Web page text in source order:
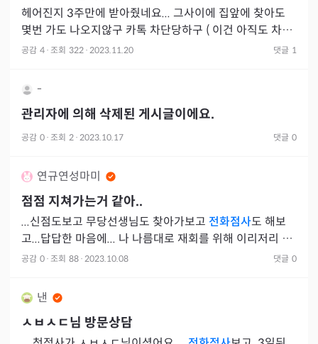
헤어진지 3주만에 받아줬네요... 그사이에 집앞에 찾아도
몇번 가도 나오지않구 카톡 차단당하구 ( 이건 아직도 차단
중) 문자로 말해도 답도 없더니 14일 이틀전에 14일쯤 만
공감 4 · 조회 322 · 2023.11.20 댓글 1
-
관리자에 의해 삭제된 게시글이에요.
공감 0 · 조회 2 · 2023.10.17 댓글 0
연규연성마미
점점 지쳐가는거 같아..
...신점도보고 무당선생님도 찾아가보고 전화점사도 해보
고...답답한 마음에... 나 나름대로 재회를 위해 이리저리 발
버둥쳤던거같
공감 0 · 조회 88 · 2023.10.08 댓글 0
낸
ㅅㅂㅅㄷ님 방문상담